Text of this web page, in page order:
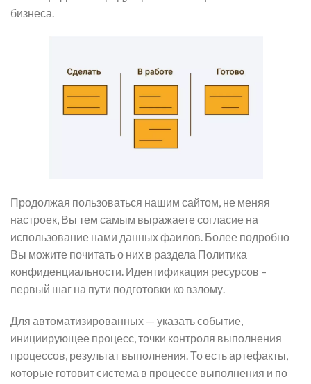
бизнеса.
Продолжая пользоваться нашим сайтом, не меняя
настроек, Вы тем самым выражаете согласие на
использование нами данных фаилов. Более подробно
Вы можите почитать о них в раздела Политика
конфиденциальности. Идентификация ресурсов –
первый шаг на пути подготовки ко взлому.
Для автоматизированных — указать событие,
инициирующее процесс, точки контроля выполнения
процессов, результат выполнения. То есть артефакты,
которые готовит система в процессе выполнения и по